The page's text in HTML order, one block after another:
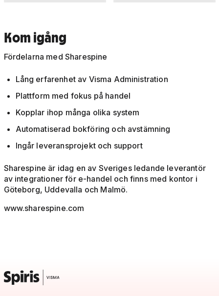
Kom igång
Fördelarna med Sharespine
Lång erfarenhet av Visma Administration
Plattform med fokus på handel
Kopplar ihop många olika system
Automatiserad bokföring och avstämning
Ingår leveransprojekt och support
Sharespine är idag en av Sveriges ledande leverantör
av integrationer för e-handel och finns med kontor i
Göteborg, Uddevalla och Malmö.
www.sharespine.com